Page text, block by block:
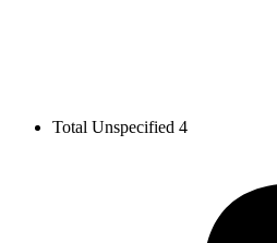
Total Unspecified 4